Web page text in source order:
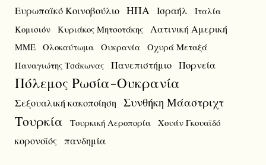
Ευρωπαϊκό Κοινοβούλιο ΗΠΑ Ισραήλ
Ιταλία
Κομισιόν Κυριάκος Μητσοτάκης Λατινική Αμερική
ΜΜΕ Ολοκαύτωμα Ουκρανία Οχυρά Μεταξά
Παναγιώτης Τσάκωνας Πανεπιστήμιο Πορνεία
Πόλεμος Ρωσία-Ουκρανία
Σεξουαλική κακοποίηση Συνθήκη Μάαστριχτ
Τουρκία Τουρκική Αεροπορία Χουάν Γκουαϊδό
κορονοϊός πανδημία